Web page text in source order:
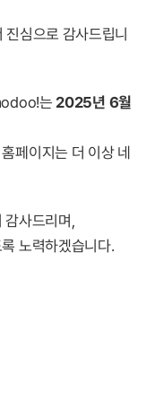
심으로 감사드립니
는 2025년 6월
페이지는 더 이상 네
감사드리며,
노력하겠습니다.